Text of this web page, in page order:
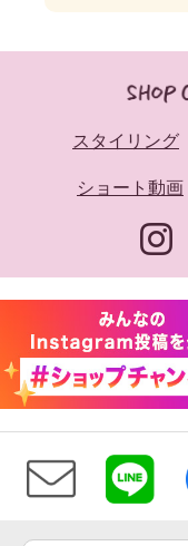
スタイリング
ショート動画